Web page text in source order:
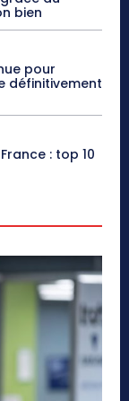
bien
pour
définitivement
: top 10